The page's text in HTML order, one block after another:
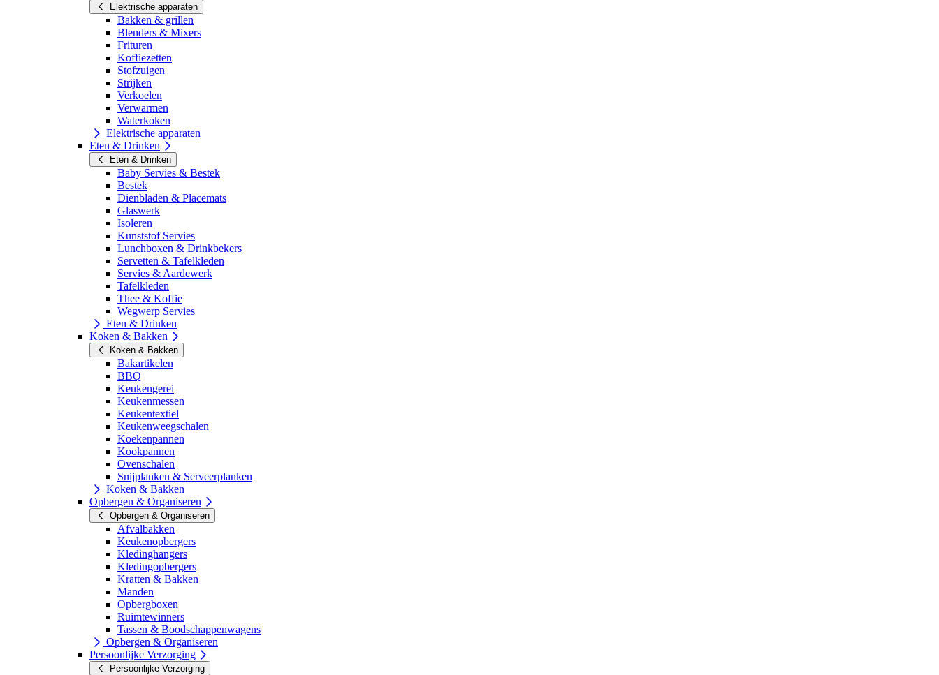
Elektrische apparaten
Bakken & grillen
Blenders & Mixers
Frituren
Koffiezetten
Stofzuigen
Strijken
Verkoelen
Verwarmen
Waterkoken
Elektrische apparaten
Eten & Drinken
Eten & Drinken
Baby Servies & Bestek
Bestek
Dienbladen & Placemats
Glaswerk
Isoleren
Kunststof Servies
Lunchboxen & Drinkbekers
Servetten & Tafelkleden
Servies & Aardewerk
Tafelkleden
Thee & Koffie
Wegwerp Servies
Eten & Drinken
Koken & Bakken
Koken & Bakken
Bakartikelen
BBQ
Keukengerei
Keukenmessen
Keukentextiel
Keukenweegschalen
Koekenpannen
Kookpannen
Ovenschalen
Snijplanken & Serveerplanken
Koken & Bakken
Opbergen & Organiseren
Opbergen & Organiseren
Afvalbakken
Keukenopbergers
Kledinghangers
Kledingopbergers
Kratten & Bakken
Manden
Opbergboxen
Ruimtewinners
Tassen & Boodschappenwagens
Opbergen & Organiseren
Persoonlijke Verzorging
Persoonlijke Verzorging